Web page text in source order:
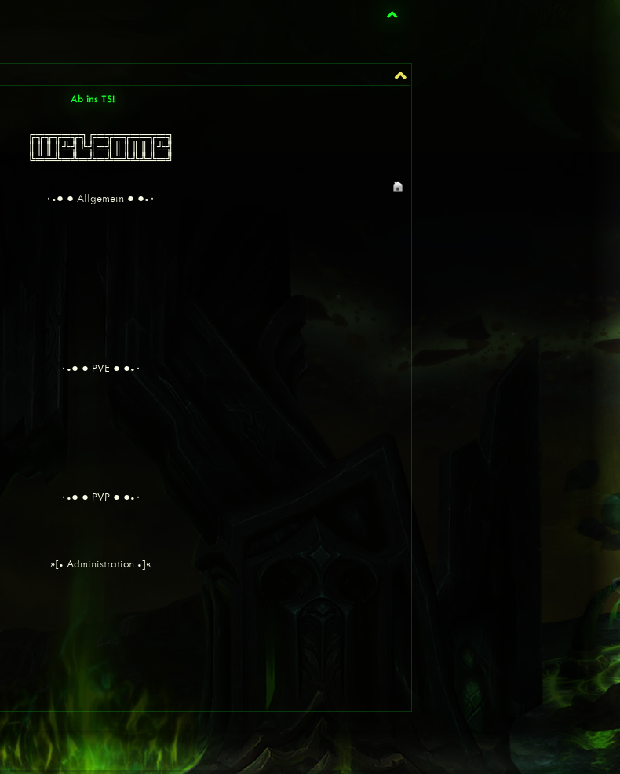
Ab ins TS!
╔╦╦╦═╦╗╔═╦═╦══╦═╗
║║║║╩╣╚╣═╣║║║║║╩╣
╚══╩═╩═╩═╩═╩╩╩╩═╝
٠•● ● Allgemein ● ●•٠
٠•● ● PVE ● ●•٠
٠•● ● PVP ● ●•٠
»[• Administration •]«